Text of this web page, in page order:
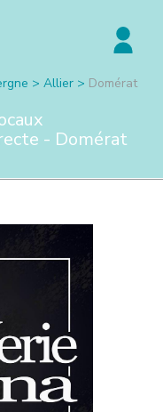
> Allier > Domérat
- Domérat